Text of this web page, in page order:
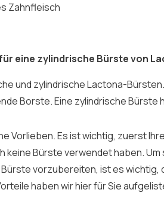
Zahnfleisch
eine zylindrische Bürste von
und zylindrische Lactona-
Borste. Eine zylindrische Bürste
Vorlieben. Es ist wichtig, zuerst
keine Bürste verwendet haben.
vorzubereiten, ist es wichtig,
haben wir hier für Sie